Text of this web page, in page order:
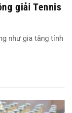
giải Tennis
như gia tăng tính